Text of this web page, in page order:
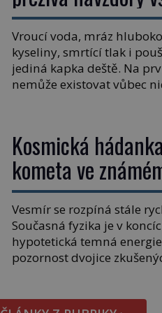
Vroucí voda, mráz
kyseliny, smrtící tlak i
jediná kapka deště. Na
nemůže existovat vůbec
jednou […]
Kosmická
kometa ve
Vesmír se rozpíná stále
Současná fyzika je v
hypotetická temná
pozornost dvojice
Gary Bernstein mravenčí